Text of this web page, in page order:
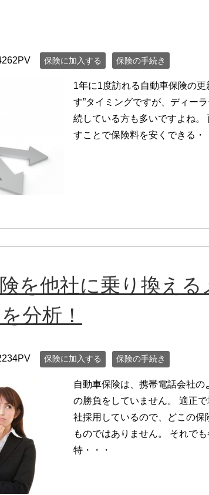
保険に加入する 保険の手続き
1年に1度訪れる自動車保険の
す”タイミングですが、ディー
続している方も多いですよね。
すことで保険料を安くできる・
を他社に乗り換え
分析！
保険に加入する 保険の手続き
自動車保険は、携帯電話会社の
の勝負をしていません。 適正
社採用しているので、どこの保
ものではありません。 それで
特・・・